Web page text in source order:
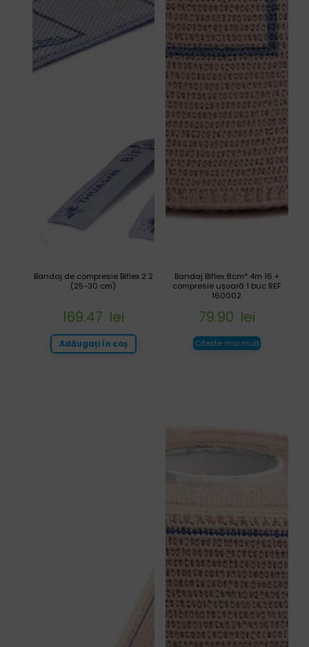
Bandaj Biflex 8cm* 4m 16 +
compresie ușoară 1 buc REF
160002
79.90 lei
Citește mai mult
Bandaj de compresie Biflex 2 2
(25-30 cm)
169.47 lei
Adăugați în coș